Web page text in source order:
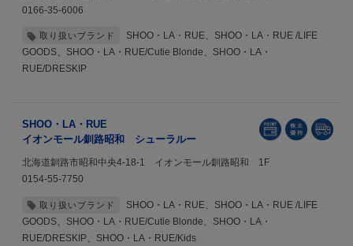
0166-35-6006
取り扱いブランド
SHOO・LA・RUE、SHOO・LA・RUE /LIFE
GOODS、SHOO・LA・RUE/Cutie Blonde、SHOO・LA・
RUE/DRESKIP
SHOO・LA・RUE
イオンモール釧路昭和 シューラルー
北海道釧路市昭和中央4-18-1 イオンモール釧路昭和 1F
0154-55-7750
取り扱いブランド
SHOO・LA・RUE、SHOO・LA・RUE /LIFE
GOODS、SHOO・LA・RUE/Cutie Blonde、SHOO・LA・
RUE/DRESKIP、SHOO・LA・RUE/Kids